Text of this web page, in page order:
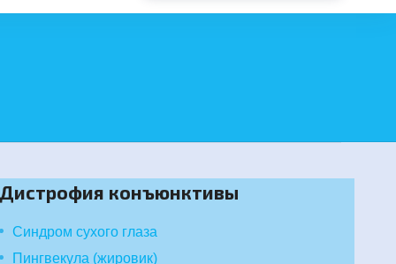
Дистрофия конъюнктивы
Синдром сухого глаза
Пингвекула (жировик)